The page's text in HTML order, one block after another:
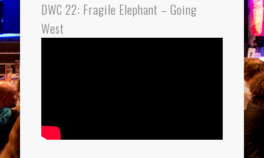
DWC 22: Fragile Elephant – Going
West